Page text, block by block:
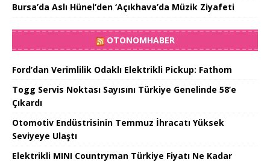
Bursa’da Aslı Hünel’den ‘Açıkhava’da Müzik Ziyafeti
OTONOMHABER
Ford’dan Verimlilik Odaklı Elektrikli Pickup: Fathom
Togg Servis Noktası Sayısını Türkiye Genelinde 58’e
Çıkardı
Otomotiv Endüstrisinin Temmuz İhracatı Yüksek
Seviyeye Ulaştı
Elektrikli MINI Countryman Türkiye Fiyatı Ne Kadar